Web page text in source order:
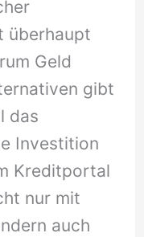
überhaupt
Geld
gibt
das
Investition
Kreditportal
nur mit
auch